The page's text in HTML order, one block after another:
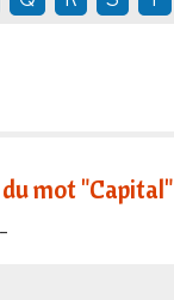
mot "Capital"